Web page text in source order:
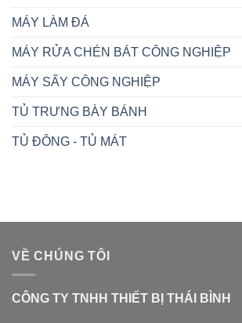
MÁY LÀM ĐÁ
MÁY RỬA CHÉN BÁT CÔNG NGHIỆP
MÁY SẤY CÔNG NGHIỆP
TỦ TRƯNG BÀY BÁNH
TỦ ĐÔNG - TỦ MÁT
VỀ CHÚNG TÔI
CÔNG TY TNHH THIẾT BỊ THÁI BÌNH